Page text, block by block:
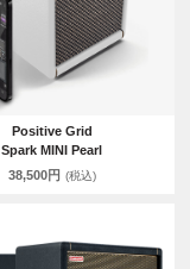
Positive Grid
Spark MINI Pearl
38,500円 (税込)